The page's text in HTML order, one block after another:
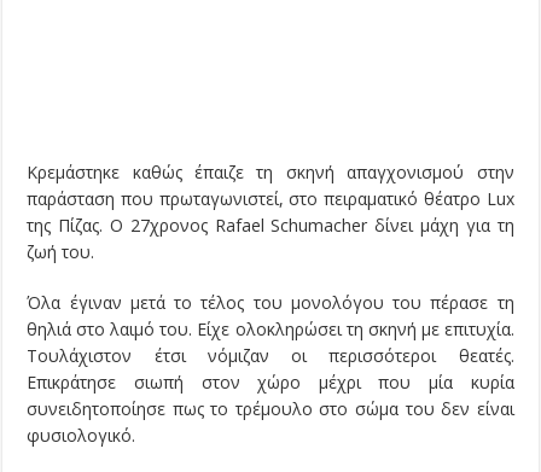
Κρεμάστηκε καθώς έπαιζε τη σκηνή απαγχονισμού στην
παράσταση που πρωταγωνιστεί, στο πειραματικό θέατρο Lux
της Πίζας. Ο 27χρονος Rafael Schumacher δίνει μάχη για τη
ζωή του.
Όλα έγιναν μετά το τέλος του μονολόγου του πέρασε τη
θηλιά στο λαιμό του. Είχε ολοκληρώσει τη σκηνή με επιτυχία.
Τουλάχιστον έτσι νόμιζαν οι περισσότεροι θεατές.
Επικράτησε σιωπή στον χώρο μέχρι που μία κυρία
συνειδητοποίησε πως το τρέμουλο στο σώμα του δεν είναι
φυσιολογικό.